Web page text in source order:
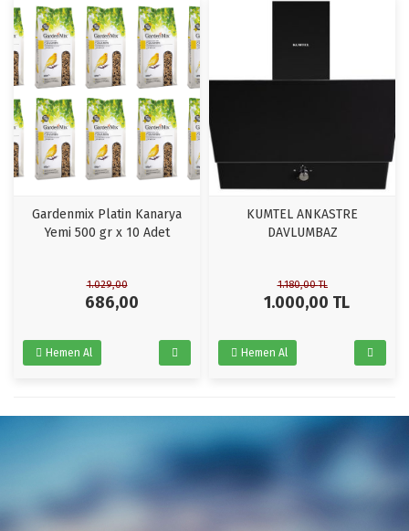
Gardenmix Platin Kanarya
Yemi 500 gr x 10 Adet
1.029,00
686,00
Hemen Al
KUMTEL ANKASTRE
DAVLUMBAZ
1.180,00TL
1.000,00 TL
Hemen Al